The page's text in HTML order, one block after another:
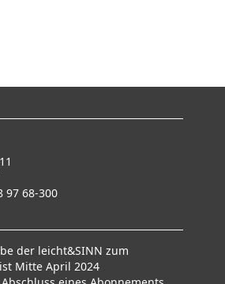
97 68-300
der leicht&SINN zum
Mitte April 2024